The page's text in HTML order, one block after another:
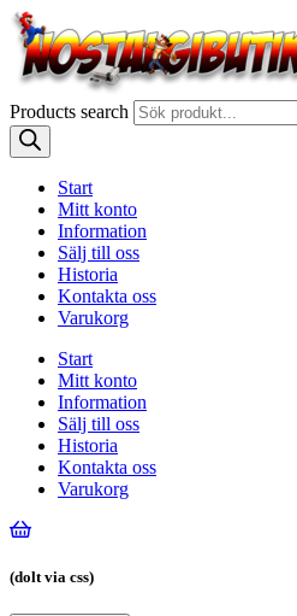
Products search
Start
Mitt konto
Information
Sälj till oss
Historia
Kontakta oss
Varukorg
Start
Mitt konto
Information
Sälj till oss
Historia
Kontakta oss
Varukorg
(dolt via css)